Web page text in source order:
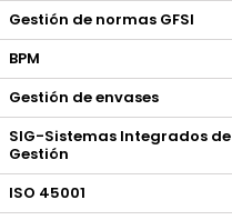
Gestión de normas GFSI
BPM
Gestión de envases
SIG-Sistemas Integrados de
Gestión
ISO 45001